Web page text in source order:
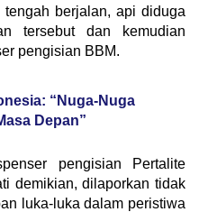
berjalan, api diduga
tersebut dan kemudian
pengisian BBM.
“Nuga-Nuga
Depan”
pengisian Pertalite
demikian, dilaporkan tidak
luka-luka dalam peristiwa